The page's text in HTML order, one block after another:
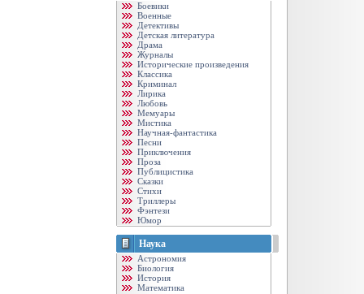
Боевики
Военные
Детективы
Детская литература
Драма
Журналы
Исторические произведения
Классика
Криминал
Лирика
Любовь
Мемуары
Мистика
Научная-фантастика
Песни
Приключения
Проза
Публицистика
Сказки
Стихи
Триллеры
Фэнтези
Юмор
Наука
Астрономия
Биология
История
Математика